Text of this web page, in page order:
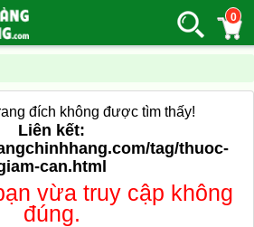
0
đích không được tìm thấy!
Liên kết:
tag/thuoc-
can.html
vừa truy cập không
đúng.